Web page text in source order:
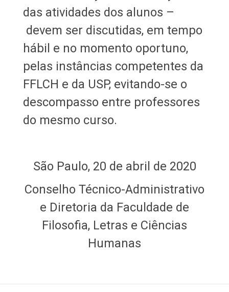
das atividades dos alunos –
devem ser discutidas, em tempo
hábil e no momento oportuno,
pelas instâncias competentes da
FFLCH e da USP, evitando-se o
descompasso entre professores
do mesmo curso.
São Paulo, 20 de abril de 2020
Conselho Técnico-Administrativo
e Diretoria da Faculdade de
Filosofia, Letras e Ciências
Humanas